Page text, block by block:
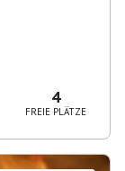
4
FREIE PLÄTZE